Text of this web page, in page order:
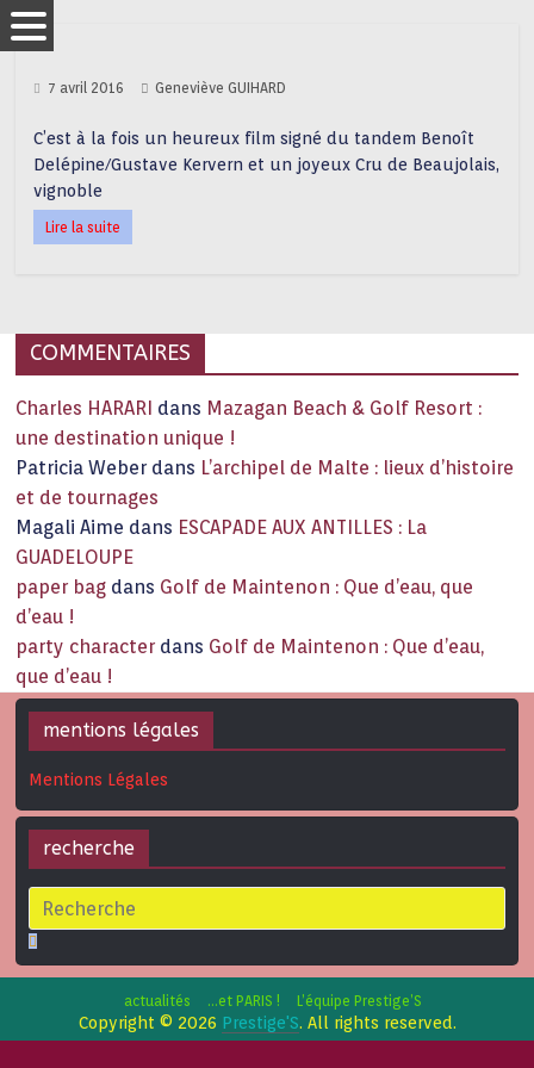
7 avril 2016 Geneviève GUIHARD
C’est à la fois un heureux film signé du tandem Benoît
Delépine/Gustave Kervern et un joyeux Cru de Beaujolais,
vignoble
Lire la suite
COMMENTAIRES
Charles HARARI dans Mazagan Beach & Golf Resort :
une destination unique !
Patricia Weber dans L’archipel de Malte : lieux d’histoire
et de tournages
Magali Aime dans ESCAPADE AUX ANTILLES : La
GUADELOUPE
paper bag dans Golf de Maintenon : Que d’eau, que
d’eau !
party character dans Golf de Maintenon : Que d’eau,
que d’eau !
mentions légales
Mentions Légales
recherche
actualités …et PARIS ! L’équipe Prestige’S
Copyright © 2026 Prestige'S. All rights reserved.